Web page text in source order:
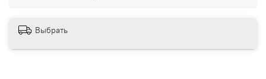
Выбрать